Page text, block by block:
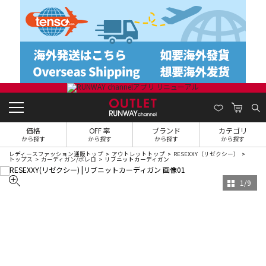
価格
から探す
OFF 率
から探す
ブランド
から探す
カテゴリ
から探す
レディースファッション通販トップ アウトレットトップ RESEXXY（リゼクシー）
トップス カーディガン/ボレロ リブニットカーディガン
1 /9